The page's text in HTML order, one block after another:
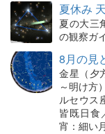
夏休み
夏の大三
の観察ガ
8月の見
金星（夕
～明け方
ルセウス
皆既日食
宵：細い